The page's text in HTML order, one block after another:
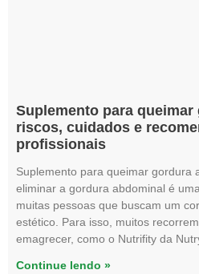
Suplemento para
riscos, cuidados e
profissionais
Suplemento para queimar gordura
eliminar a gordura abdominal é
muitas pessoas que buscam um
estético. Para isso, muitos
emagrecer, como o Nutrifity da
Continue lendo »